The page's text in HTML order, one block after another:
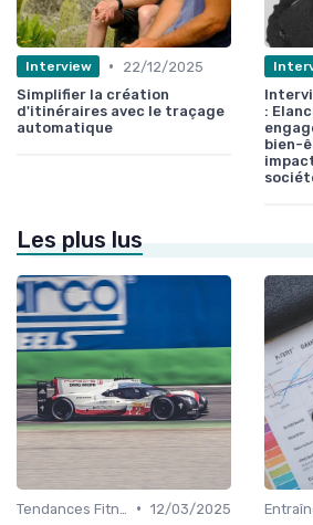
Interview •
22/12/2025
Simplifier la création
d'itinéraires avec le traçage
automatique
:
bien-
Les plus lus
• 12/03/2025